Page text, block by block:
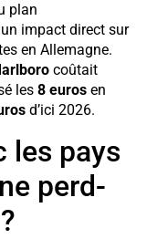
plan
impact direct sur
en Allemagne.
coûtait
les 8 euros en
d’ici 2026.
les pays
perd-